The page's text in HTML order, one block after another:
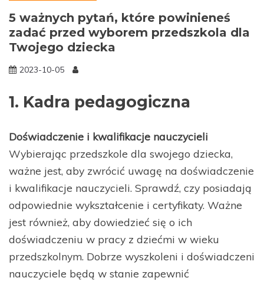
5 ważnych pytań, które powinieneś
zadać przed wyborem przedszkola dla
Twojego dziecka
2023-10-05
1. Kadra pedagogiczna
Doświadczenie i kwalifikacje nauczycieli
Wybierając przedszkole dla swojego dziecka,
ważne jest, aby zwrócić uwagę na doświadczenie
i kwalifikacje nauczycieli. Sprawdź, czy posiadają
odpowiednie wykształcenie i certyfikaty. Ważne
jest również, aby dowiedzieć się o ich
doświadczeniu w pracy z dziećmi w wieku
przedszkolnym. Dobrze wyszkoleni i doświadczeni
nauczyciele będą w stanie zapewnić